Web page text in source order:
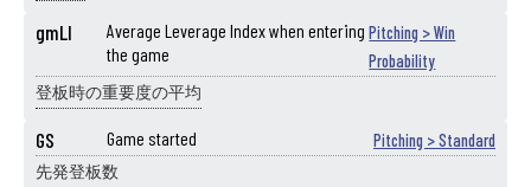
gmLI
Average Leverage Index when entering
the game
Pitching > Win
Probability
登板時の重要度の平均
GS Game started Pitching > Standard
先発登板数